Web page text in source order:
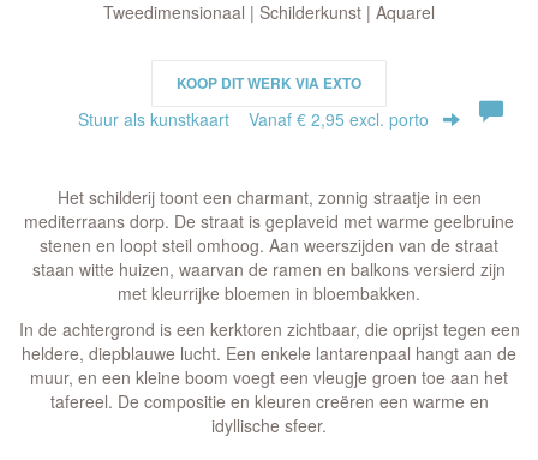
Tweedimensionaal | Schilderkunst | Aquarel
KOOP DIT WERK VIA EXTO
Stuur als kunstkaart Vanaf € 2,95 excl. porto
Het schilderij toont een charmant, zonnig straatje in een
mediterraans dorp. De straat is geplaveid met warme geelbruine
stenen en loopt steil omhoog. Aan weerszijden van de straat
staan witte huizen, waarvan de ramen en balkons versierd zijn
met kleurrijke bloemen in bloembakken.
In de achtergrond is een kerktoren zichtbaar, die oprijst tegen een
heldere, diepblauwe lucht. Een enkele lantarenpaal hangt aan de
muur, en een kleine boom voegt een vleugje groen toe aan het
tafereel. De compositie en kleuren creëren een warme en
idyllische sfeer.